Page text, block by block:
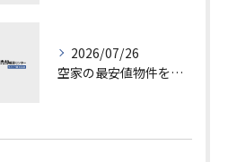
2026/07/26
空家の最安値物件を茨城県水戸市つくば市で探す方法と賢い売却ポイントを徹底解説